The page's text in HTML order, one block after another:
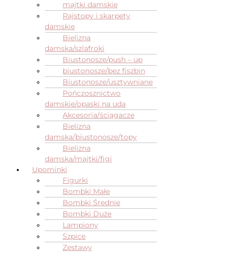
majtki damskie
Rajstopy i skarpety
damskie
Bielizna
damska/szlafroki
Biustonosze/push – up
biustonosze/bez fiszbin
Biustonosze/usztywniane
Pończosznictwo
damskie/opaski na uda
Akcesoria/ściągacze
Bielizna
damska/biustonosze/topy
Bielizna
damska/majtki/figi
Upominki
Figurki
Bombki Małe
Bombki Średnie
Bombki Duże
Lampiony
Szpice
Zestawy